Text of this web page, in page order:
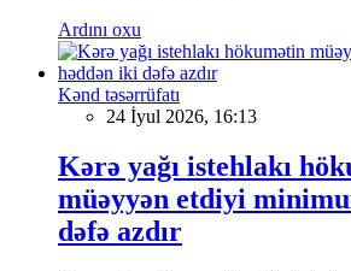
Ardını oxu
Kənd təsərrüfatı
24 İyul 2026, 16:13
Kərə yağı istehlakı
müəyyən etdiyi
dəfə azdır